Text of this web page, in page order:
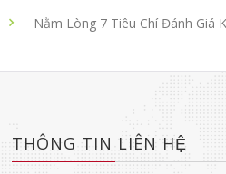
Nằm Lòng 7 Tiêu Chí Đánh Giá
THÔNG TIN LIÊN HỆ